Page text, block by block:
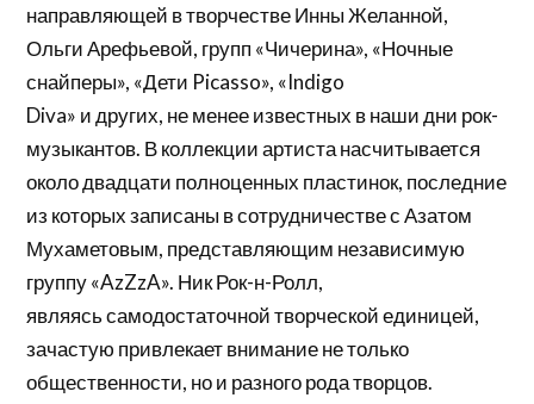
направляющей в творчестве Инны Желанной,
Ольги Арефьевой, групп «Чичерина», «Ночные
снайперы», «Дети Picasso», «Indigo
Diva» и других, не менее известных в наши дни рок-
музыкантов. В коллекции артиста насчитывается
около двадцати полноценных пластинок, последние
из которых записаны в сотрудничестве с Азатом
Мухаметовым, представляющим независимую
группу «AzZzA». Ник Рок-н-Ролл,
являясь самодостаточной творческой единицей,
зачастую привлекает внимание не только
общественности, но и разного рода творцов.